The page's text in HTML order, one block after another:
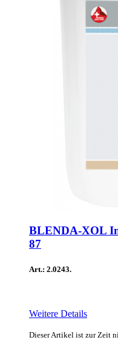
BLENDA-XOL
87
Art.: 2.0243.
Weitere Details
Dieser Artikel ist zur Zeit